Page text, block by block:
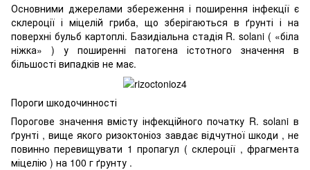
Основними джерелами збереження і поширення інфекції є
склероції і міцелій гриба, що зберігаються в ґрунті і на
поверхні бульб картоплі. Базидіальна стадія R. solani ( «біла
ніжка» ) у поширенні патогена істотного значення в
більшості випадків не має.
Пороги шкодочинності
Порогове значення вмісту інфекційного початку R. solani в
ґрунті , вище якого ризоктоніоз завдає відчутної шкоди , не
повинно перевищувати 1 пропагул ( склероції , фрагмента
міцелію ) на 100 г ґрунту .